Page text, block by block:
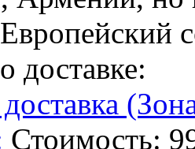
доставке:
Стоимость: